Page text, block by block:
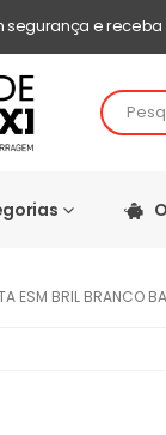
segurança e receba
ESM BRIL BRANCO